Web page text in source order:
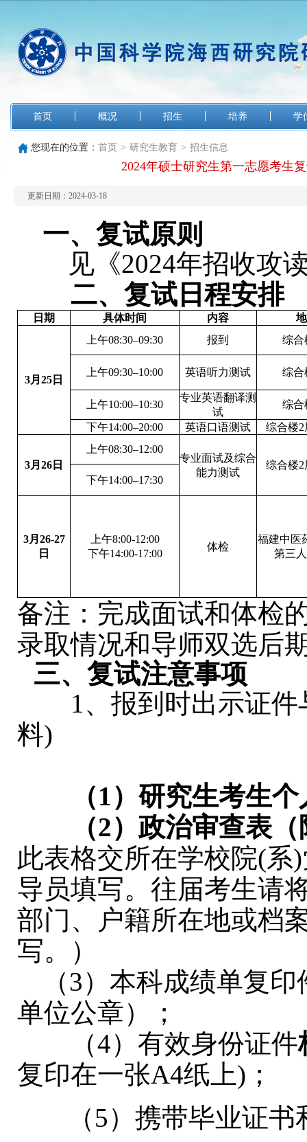
首页 概况 招生 培养 学
您现在的位置： 首页 > 研究生教育 > 招生信息
2024年硕士研究生第一志愿考生
更新日期：2024-03-18
一、 复试原则
见《2024年招收攻
二、复试日程安排
日期 具体时间 内容
3月25 日
上午08:30–09:30 报到 综合
上午09:30–10:00 英语听力测试 综合
上午10:00–10:30
专业英语翻译测
试
综合
下午14:00–20:00
英语口语测试 综合楼
3月26 日
上午08:30–12:00
专业面试及综合
能力测试
综合楼
下午14:00–17:30
3月 26-27
日
上午8:00-12:00
下午14:00-17:00
体检
福建中医
第三
备注：完成面试和体检
录取情况和导师双选后
三、复试注意事项
1、报到时出示证件
料)
（1）研究生考生
（2）政治审查表
此表格交所在学校院(系
导员填写。往届考生请
部门、户籍所在地或档
写。）
（3）本科成绩单复
单位公章）；
（4）有效身份证件
复印在一张A4纸上)；
（5）携带毕业证书